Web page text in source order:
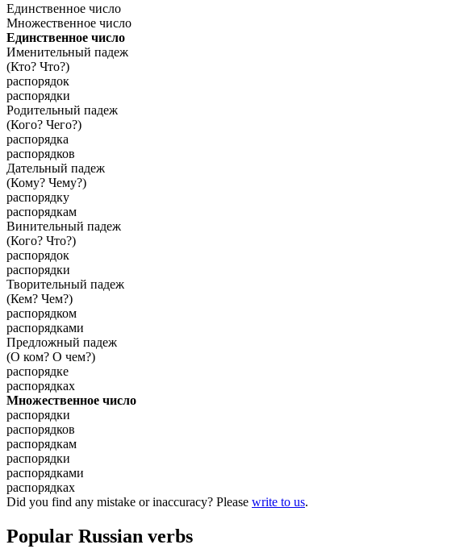
Единственное число
Множественное число
Единственное число
Именительный падеж
(Кто? Что?)
распорядок
распорядки
Родительный падеж
(Кого? Чего?)
распорядка
распорядков
Дательный падеж
(Кому? Чему?)
распорядку
распорядкам
Винительный падеж
(Кого? Что?)
распорядок
распорядки
Творительный падеж
(Кем? Чем?)
распорядком
распорядками
Предложный падеж
(О ком? О чем?)
распорядке
распорядках
Множественное число
распорядки
распорядков
распорядкам
распорядки
распорядками
распорядках
Did you find any mistake or inaccuracy? Please write to us.
Popular Russian verbs